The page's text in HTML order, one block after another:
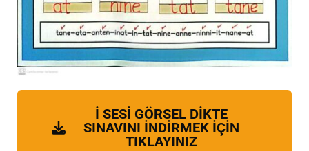
İ SESİ GÖRSEL DİKTE
SINAVINI İNDİRMEK İÇİN
TIKLAYINIZ